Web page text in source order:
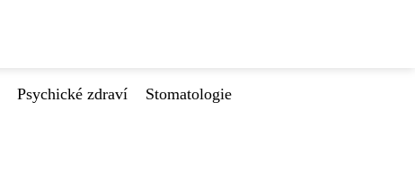
Psychické zdraví
Stomatologie